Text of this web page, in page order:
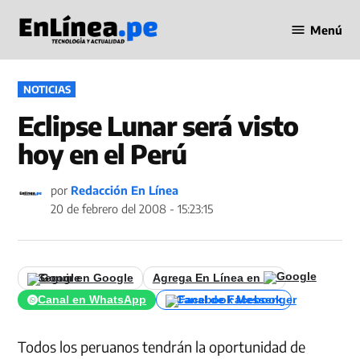
contenido
en Línea
Menú
PUBLICADO
EN
NOTICIAS
Eclipse Lunar será visto
hoy en el Perú
por Redacción En Línea
20 de febrero del 2008 - 15:23:15
Seguir en Google
Agrega En Línea en
Canal en WhatsApp
Canal de Facebook
Todos los peruanos tendrán la oportunidad de